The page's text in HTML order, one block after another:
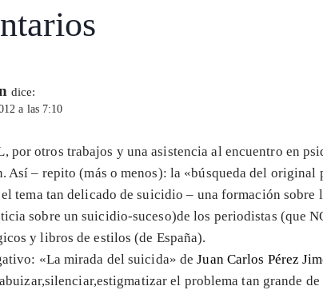
o
n
dice:
a las 7:10
por otros trabajos y una asistencia al encuentro en
Así – repito (más o menos): la «búsqueda del
tema tan delicado de suicidio – una formación sobre
sobre un suicidio-suceso)de los periodistas (que
y libros de estilos (de España).
«La mirada del suicida» deJuan Carlos Pérez
el problema tan grande